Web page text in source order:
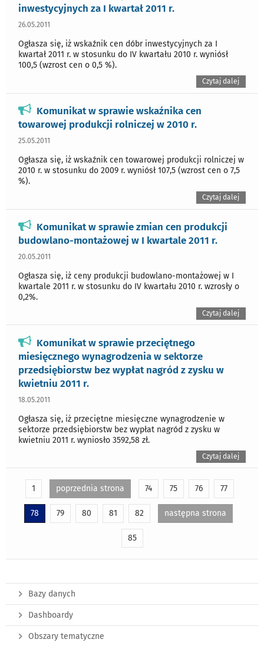
inwestycyjnych za I kwartał 2011 r.
26.05.2011
Ogłasza się, iż wskaźnik cen dóbr inwestycyjnych za I
kwartał 2011 r. w stosunku do IV kwartału 2010 r. wyniósł
100,5 (wzrost cen o 0,5 %).
Czytaj dalej
Komunikat w sprawie wskaźnika cen
towarowej produkcji rolniczej w 2010 r.
25.05.2011
Ogłasza się, iż wskaźnik cen towarowej produkcji rolniczej w
2010 r. w stosunku do 2009 r. wyniósł 107,5 (wzrost cen o 7,5
%).
Czytaj dalej
Komunikat w sprawie zmian cen produkcji
budowlano-montażowej w I kwartale 2011 r.
20.05.2011
Ogłasza się, iż ceny produkcji budowlano-montażowej w I
kwartale 2011 r. w stosunku do IV kwartału 2010 r. wzrosły o
0,2%.
Czytaj dalej
Komunikat w sprawie przeciętnego
miesięcznego wynagrodzenia w sektorze
przedsiębiorstw bez wypłat nagród z zysku w
kwietniu 2011 r.
18.05.2011
Ogłasza się, iż przeciętne miesięczne wynagrodzenie w
sektorze przedsiębiorstw bez wypłat nagród z zysku w
kwietniu 2011 r. wyniosło 3592,58 zł.
Czytaj dalej
1 poprzednia strona 74 75 76 77
78 79 80 81 82 następna strona
85
Bazy danych
Dashboardy
Obszary tematyczne